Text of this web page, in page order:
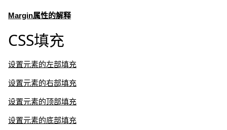
Margin属性的解释
CSS填充
设置元素的左部填充
设置元素的右部填充
设置元素的顶部填充
设置元素的底部填充